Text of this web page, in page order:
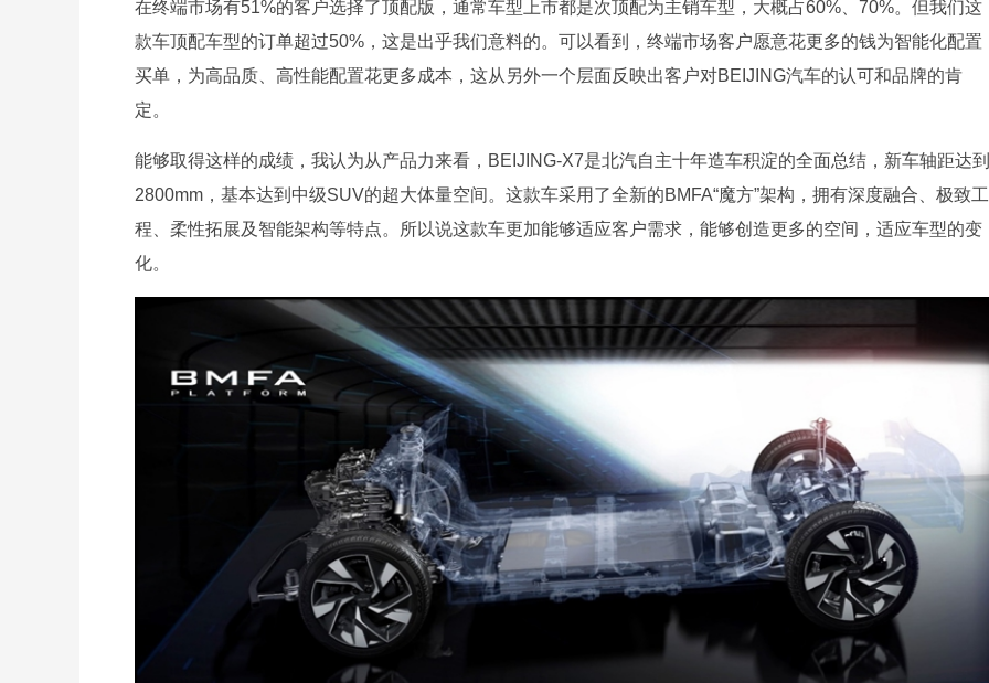
在终端市场有51%的客户选择了顶配版，通常车型上市都是次顶配为主销车型，大概占60%、70%。但我们这
款车顶配车型的订单超过50%，这是出乎我们意料的。可以看到，终端市场客户愿意花更多的钱为智能化配置
买单，为高品质、高性能配置花更多成本，这从另外一个层面反映出客户对BEIJING汽车的认可和品牌的肯
定。
能够取得这样的成绩，我认为从产品力来看，BEIJING-X7是北汽自主十年造车积淀的全面总结，新车轴距达到
2800mm，基本达到中级SUV的超大体量空间。这款车采用了全新的BMFA“魔方”架构，拥有深度融合、极致工
程、柔性拓展及智能架构等特点。所以说这款车更加能够适应客户需求，能够创造更多的空间，适应车型的变
化。